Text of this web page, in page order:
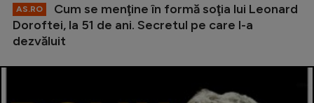
AS.RO
Cum se menţine în formă soţia lui Leonard
Doroftei, la 51 de ani. Secretul pe care l-a
dezvăluit